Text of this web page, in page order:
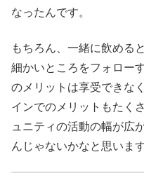
なったんです。
もちろん、一緒に飲める
細かいところをフォロー
のメリットは享受できな
インでのメリットもたく
ュニティの活動の幅が広
んじゃないかなと思います